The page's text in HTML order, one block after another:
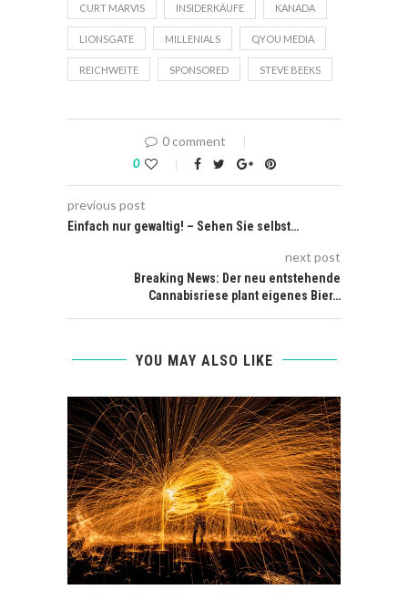
CURT MARVIS INSIDERKÄUFE KANADA
LIONSGATE MILLENIALS QYOU MEDIA
REICHWEITE SPONSORED STEVE BEEKS
0 comment
0
previous post
Einfach nur gewaltig! – Sehen Sie selbst…
next post
Breaking News: Der neu entstehende
Cannabisriese plant eigenes Bier…
YOU MAY ALSO LIKE